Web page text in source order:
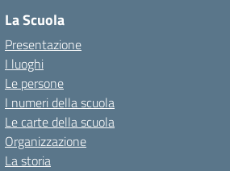
La Scuola
Presentazione
I luoghi
Le persone
I numeri della scuola
Le carte della scuola
Organizzazione
La storia